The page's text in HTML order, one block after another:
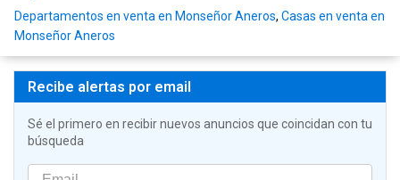
Departamentos en venta en Monseñor Aneros, Casas en venta en
Monseñor Aneros
Recibe alertas por email
Sé el primero en recibir nuevos anuncios que coincidan con tu
búsqueda